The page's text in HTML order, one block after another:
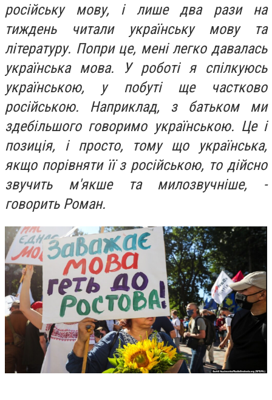
російську мову, і лише два рази на
тиждень читали українську мову та
літературу. Попри це, мені легко давалась
українська мова. У роботі я спілкуюсь
українською, у побуті ще частково
російською. Наприклад, з батьком ми
здебільшого говоримо українською. Це і
позиція, і просто, тому що українська,
якщо порівняти її з російською, то дійсно
звучить м'якше та милозвучніше, -
говорить Роман.